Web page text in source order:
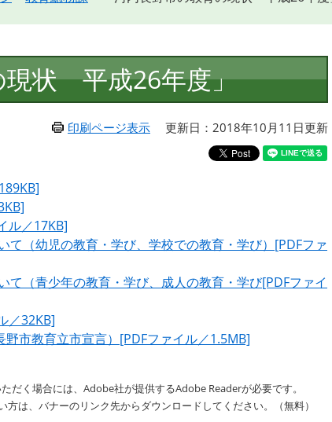
現状 平成26年度」
印刷ページ表示 更新日：2018年10月11日更新
ル／17KB]
て（幼児の教育・学び、学校での教育・学び）[PDFファ
て（青少年の教育・学び、成人の教育・学び[PDFファイ
／32KB]
市教育立市宣言）[PDFファイル／1.5MB]
だく場合には、Adobe社が提供するAdobe Readerが必要です。
方は、バナーのリンク先からダウンロードしてください。（無料）